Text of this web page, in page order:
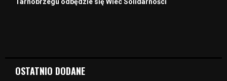
OSTATNIO DODANE